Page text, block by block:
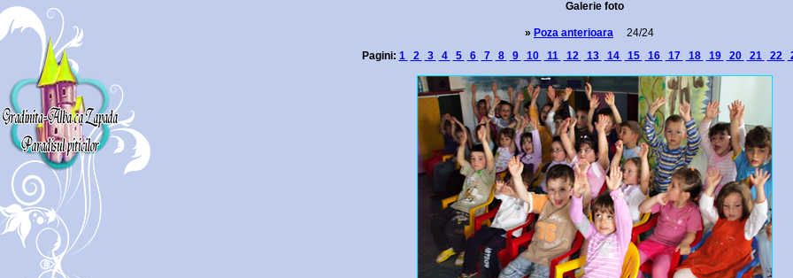
Galerie foto
» Poza anterioara 24/24
Pagini: 1 2 3 4 5 6 7 8 9 10 11 12 13 14 15 16 17 18 19 20 21 22